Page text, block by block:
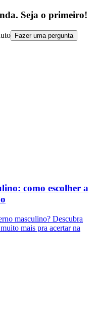
Seja o primeiro!
Fazer uma pergunta
como escolher a
masculino? Descubra
mais pra acertar na